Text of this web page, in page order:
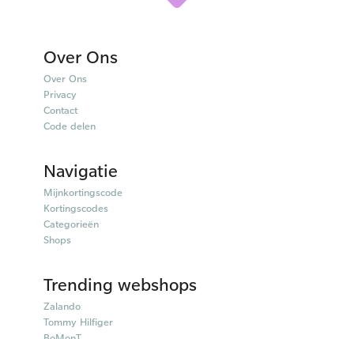
Over Ons
Over Ons
Privacy
Contact
Code delen
Navigatie
Mijnkortingscode
Kortingscodes
Categorieën
Shops
Trending webshops
Zalando
Tommy Hilfiger